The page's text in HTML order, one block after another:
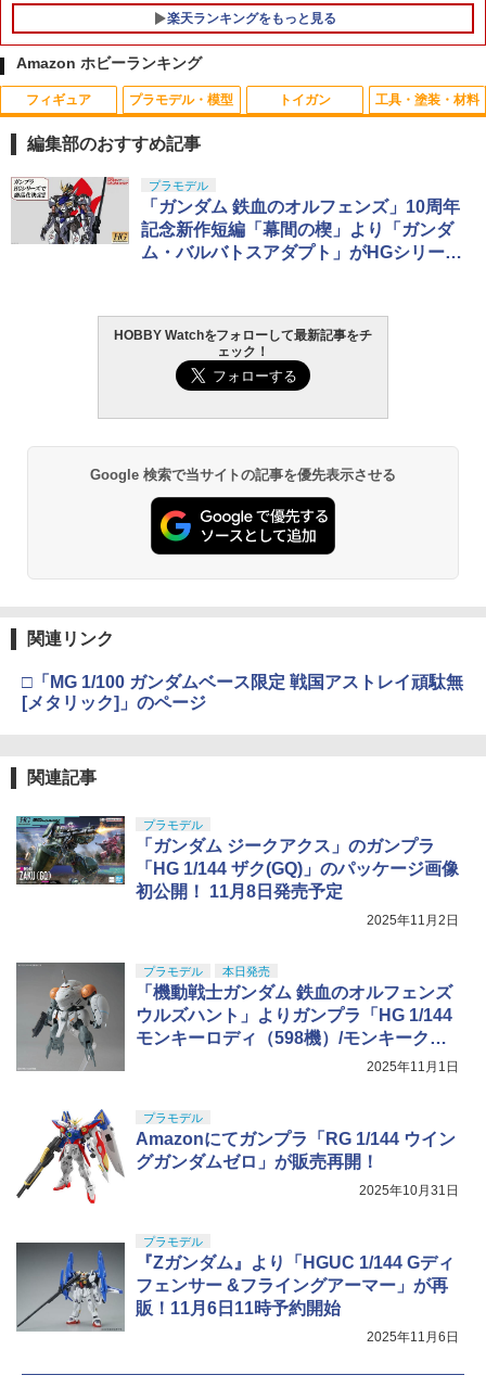
イク 自転車モチーフ ロードバイク フィ
ギュア プラモデル アニメグッズ 雑貨 自
転車 グッズ プレゼント
￥2,000
楽天ランキングをもっと見る
1
タカラトミー ロングタイプトミカ No．
145 名古屋市消防局 30m級先端屈折式は
しご車
￥730
ドローン ランディングパッド 直径55cm
加工 ヘリポート ドローンパッド ドロー
ンマット 汚れ防止 砂巻き込み防止
￥900
￥495
￥1,190
Amazon ホビーランキング
フィギュア
1
TAMASHII NATIONS S.H.フィギュアー
ツ（真骨彫製法） 仮面ライダーBLACK
RX 約150mm PVC&ABS&布製 塗装済み
可動フィギュア
タカラトミー(TAKARA TOMY) T-SPAR
K トランスフォーマー ニューレジェンズ
TAMASHII NATIONS S.H.フィギュアー
ツ ONE PIECE シャンクス -マリンフォ
ード頂上決戦- 約165mm PVC&ABS&布
4
TAMASHII NATIONS S.H.フィギュアー
ツ 攻殻機動隊 THE GHOST IN THE SHE
5
TAMASHII NATIONS オリジン・オブ・
バルキリー 超時空要塞マクロス VF-1J
バルキリー45th Anniv. 約225mm ABS&
ダイキャスト製 塗装済み可動フィギュア
プラモデル・模型
1
BANDAI SPIRITS(バンダイ スピリッツ)
30MS SIS-J00 メルンジャ[カラーA] 色
分け済みプラモデル
￥4,200
BANDAI SPIRITS(バンダイ スピリッツ)
機動警察パトレイバー EZY RG 1/48 AV-
98Plus (イングラム・プラス) 色分け済
HG 機動戦士ガンダム00 グラハム専用ユ
ニオンフラッグカスタム 1/144スケール
色分け済みプラモデル
BANDAI SPIRITS(バンダイ スピリッツ)
HGAW 機動新世紀ガンダムX ガンダムエ
アマスター 1/144スケール 色分け済みプ
5
BANDAI SPIRITS(バンダイスピリッツ)
30MS SIS-H00 セスティエ[カラーC] 色
分け済みプラモデル
トイガン
1
東京マルイ (TOKYO MARUI) ガスブロー
バックマシンガン No.14 20式 5.56mm
小銃 18歳以上 ガスブローバック
￥196,900
東京マルイ(TOKYO MARUI) No.25 コル
ト ガバメント HG 18歳以上エアーHOP
ハンドガン
￥3,384
東京マルイ No.10 ハイキャパ5.1 10歳以
上 電動ブローバック フルオート
￥3,815
4
HOPリボルバー エアコッキング
￥4,486
￥3,409
工具・塗装・材料
1
LOCTITE(ロックタイト) シールはがし
プレミアム 220ml
￥962
GSIクレオス Mr.トップコート 水性プレ
ミアムトップコートスプレー 光沢 88ml
ホビー用仕上材 B601
￥748
タミヤ クラフトツールシリーズ No.123
先細薄刃ニッパー (ゲートカット用) プラ
モデル用工具 74123
￥2,600
3.6cm 柄型枠 爪飾り作成 多寸法設計 立
体彫刻 耐久 繰返し ハンドメイドネイル
(Bタイプ)
￥499
編集部のおすすめ記事
プラモデル
「ガンダム 鉄血のオルフェンズ」10周年
記念新作短編「幕間の楔」より「ガンダ
ム・バルバトスアダプト」がHGシリーズ
HOBBY Watchをフォローして最新記事をチ
ェック！
Google 検索で当サイトの記事を優先表示させる
関連リンク
□「MG 1/100 ガンダムベース限定 戦国アストレイ頑駄無
[メタリック]」のページ
関連記事
プラモデル
「ガンダム ジークアクス」のガンプラ
「HG 1/144 ザク(GQ)」のパッケージ画像
初公開！ 11月8日発売予定
2025年11月2日
プラモデル 本日発売
「機動戦士ガンダム 鉄血のオルフェンズ
ウルズハント」よりガンプラ「HG 1/144
モンキーロディ（598機）/モンキークラ
2025年11月1日
プラモデル
Amazonにてガンプラ「RG 1/144 ウイン
グガンダムゼロ」が販売再開！
2025年10月31日
プラモデル
『Zガンダム』より「HGUC 1/144 Gディ
フェンサー &フライングアーマー」が再
販！11月6日11時予約開始
2025年11月6日